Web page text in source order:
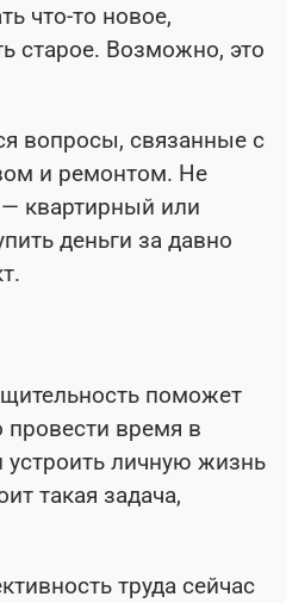
что-то новое,
старое. Возможно, это
вопросы, связанные с
и ремонтом. Не
квартирный или
деньги за давно
поможет
время в
личную жизнь
такая задача,
труда сейчас